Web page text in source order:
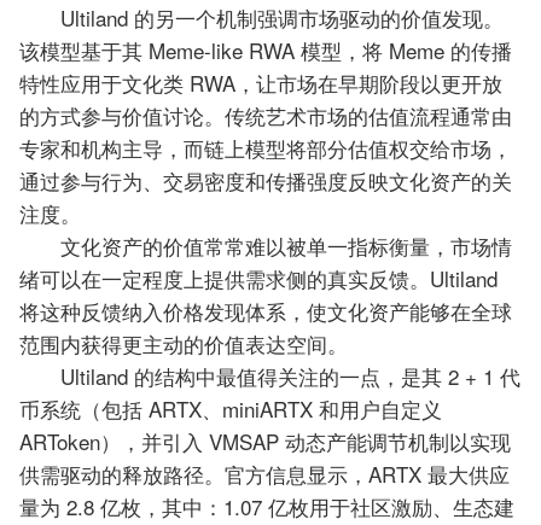
Ultiland 的另一个机制强调市场驱动的价值发现。
该模型基于其 Meme-like RWA 模型，将 Meme 的传播
特性应用于文化类 RWA，让市场在早期阶段以更开放
的方式参与价值讨论。传统艺术市场的估值流程通常由
专家和机构主导，而链上模型将部分估值权交给市场，
通过参与行为、交易密度和传播强度反映文化资产的关
注度。
文化资产的价值常常难以被单一指标衡量，市场情
绪可以在一定程度上提供需求侧的真实反馈。Ultiland
将这种反馈纳入价格发现体系，使文化资产能够在全球
范围内获得更主动的价值表达空间。
Ultiland 的结构中最值得关注的一点，是其 2 + 1 代
币系统（包括 ARTX、miniARTX 和用户自定义
ARToken），并引入 VMSAP 动态产能调节机制以实现
供需驱动的释放路径。官方信息显示，ARTX 最大供应
量为 2.8 亿枚，其中：1.07 亿枚用于社区激励、生态建